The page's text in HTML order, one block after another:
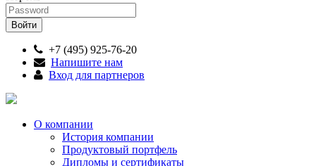
+7 (495) 925-76-20
Напишите нам
Вход для партнеров
О компании
История компании
Продуктовый портфель
Дипломы и сертификаты